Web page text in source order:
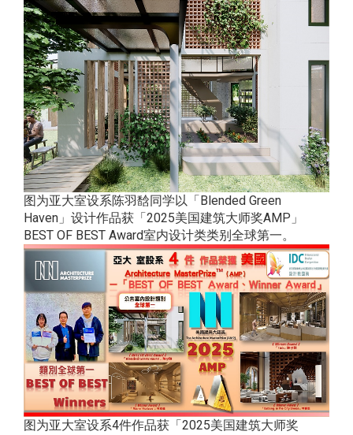
图为亚大室设系陈羽馠同学以「Blended Green
Haven」设计作品获「2025美国建筑大师奖AMP」
BEST OF BEST Award室内设计类类别全球第一。
图为亚大室设系4件作品获「2025美国建筑大师奖